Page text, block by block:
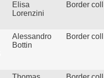
Elisa
Lorenzini
Border
Alessandro
Bottin
Border